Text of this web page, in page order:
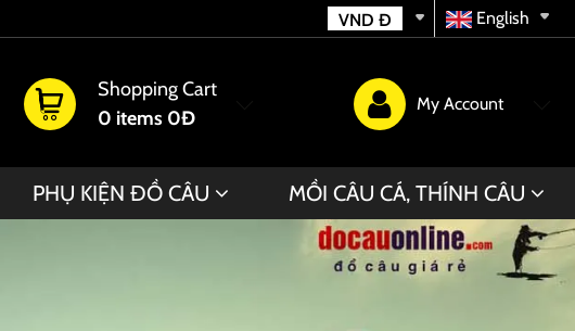
English
VND Đ
Shopping Cart
0 items 0Đ
My Account
PHỤ KIỆN ĐỒ CÂU MỒI CÂU CÁ, THÍNH CÂU